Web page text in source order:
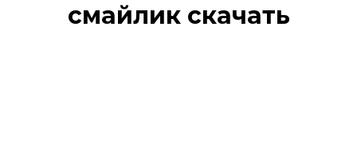
смайлик скачать